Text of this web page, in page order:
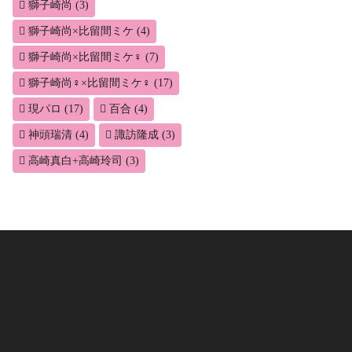
獅子崎尚 (3)
獅子崎尚×比留間ミケ (4)
獅子崎尚×比留間ミケ♀ (7)
獅子崎尚♀×比留間ミケ♀ (17)
現パロ (17) 百合 (4)
神頭瑞清 (4) 諏訪隆成 (3)
高崎真白+高崎玲司 (3)